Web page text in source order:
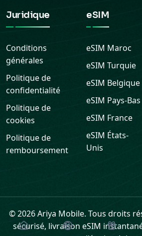
Juridique
Conditions
générales
Politique de
confidentialité
Politique de
cookies
Politique de
remboursement
eSIM
eSIM Maroc
eSIM Turquie
eSIM Belgique
eSIM Pays-Bas
eSIM France
eSIM États-
Unis
© 2026 Ariya Mobile. Tous droits
sécurisé, livraison eSIM